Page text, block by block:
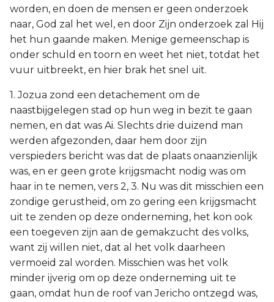
worden, en doen de mensen er geen onderzoek
naar, God zal het wel, en door Zijn onderzoek zal Hij
het hun gaande maken. Menige gemeenschap is
onder schuld en toorn en weet het niet, totdat het
vuur uitbreekt, en hier brak het snel uit.
1. Jozua zond een detachement om de
naastbijgelegen stad op hun weg in bezit te gaan
nemen, en dat was Ai. Slechts drie duizend man
werden afgezonden, daar hem door zijn
verspieders bericht was dat de plaats onaanzienlijk
was, en er geen grote krijgsmacht nodig was om
haar in te nemen, vers 2, 3. Nu was dit misschien een
zondige gerustheid, om zo gering een krijgsmacht
uit te zenden op deze onderneming, het kon ook
een toegeven zijn aan de gemakzucht des volks,
want zij willen niet, dat al het volk daarheen
vermoeid zal worden. Misschien was het volk
minder ijverig om op deze onderneming uit te
gaan, omdat hun de roof van Jericho ontzegd was,